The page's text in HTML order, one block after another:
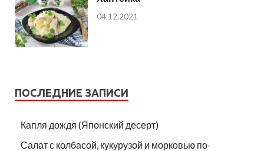
04.12.2021
ПОСЛЕДНИЕ ЗАПИСИ
Капля дождя (Японский десерт)
Салат с колбасой, кукурузой и морковью по-